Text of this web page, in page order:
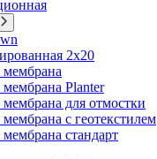
2х20
Planter
для отмостки
с геотекстилем
стандарт